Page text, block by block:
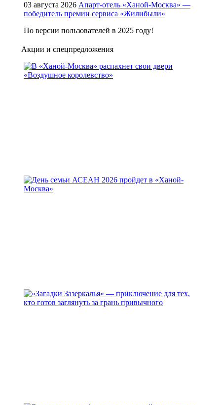
03 августа 2026 Апарт-отель «Ханой-Москва» —
победитель премии сервиса «Жилибыли»
По версии пользователей в 2025 году!
Акции и спецпредложения